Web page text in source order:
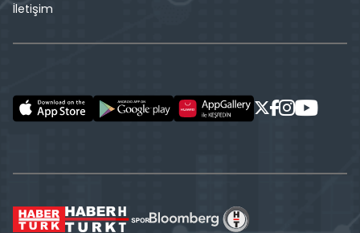
İletişim